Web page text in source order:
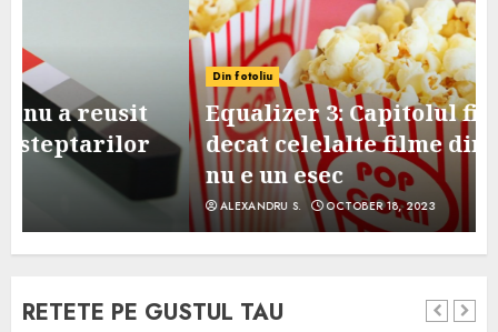
Din fotoliu
Equalizer 3: Capitolul final, mai slab
decat celelalte filme din serie, dar
nu e un esec
ALEXANDRU S. OCTOBER 18, 2023
RETETE PE GUSTUL TAU